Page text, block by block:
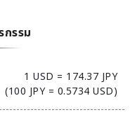
กรรม
1 USD = 174.37 JPY
(100 JPY = 0.5734 USD)